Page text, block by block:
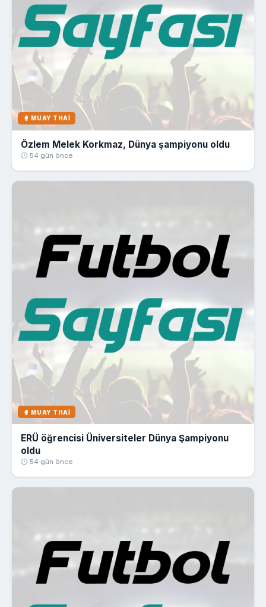
🥊 MUAY THAI
Özlem Melek Korkmaz, Dünya şampiyonu oldu
🕒 54 gün önce
🥊 MUAY THAI
ERÜ öğrencisi Üniversiteler Dünya Şampiyonu
oldu
🕒 54 gün önce